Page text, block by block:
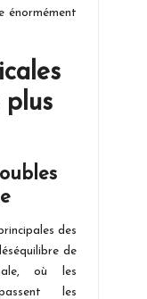
énormément
plus
des
de
où les
les